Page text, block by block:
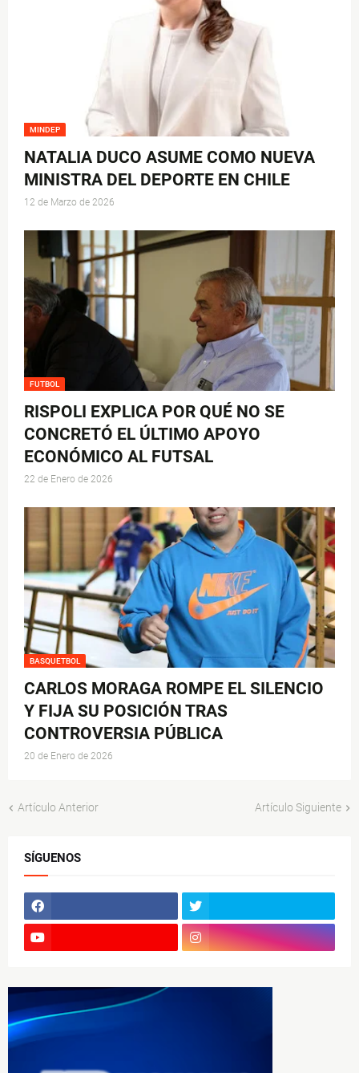
MINDEP
NATALIA DUCO ASUME COMO NUEVA
MINISTRA DEL DEPORTE EN CHILE
12 de Marzo de 2026
FUTBOL
RISPOLI EXPLICA POR QUÉ NO SE
CONCRETÓ EL ÚLTIMO APOYO
ECONÓMICO AL FUTSAL
22 de Enero de 2026
BASQUETBOL
CARLOS MORAGA ROMPE EL SILENCIO
Y FIJA SU POSICIÓN TRAS
CONTROVERSIA PÚBLICA
20 de Enero de 2026
Artículo Anterior Artículo Siguiente
SÍGUENOS